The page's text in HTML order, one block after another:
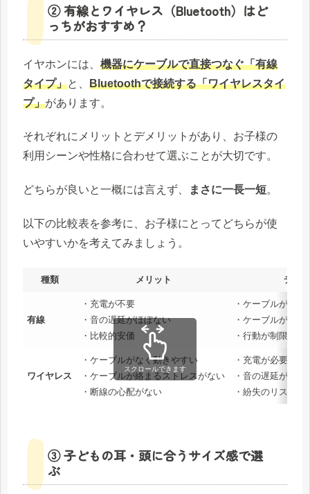
② 有線とワイヤレス（Bluetooth）はど
っちがおすすめ？
イヤホンには、 機器にケーブルで直接つなぐ「有線
タイプ」と、 Bluetoothで接続する「ワイヤレスタイ
プ」があります。
それぞれにメリットとデメリットがあり、お子様の
利用シーンや性格に合わせて選ぶことが大切です。
どちらが良いと一概には言えず、 まさに一長一短。
以下の比較表を参考に、お子様にとってどちらが使
いやすいかを考えてみましょう。
種類 メリット デメ
有線
・充電が不要
・音の遅延がほぼない
・比較的安価
・ケーブルが絡ま
・ケーブルが断
・行動が制限され
ワイヤレス
・ケーブルがなく動きやすい
・ケーブルが絡まるストレスがない
・断線の心配がない
・充電が必要
・音の遅延が発
・紛失のリスクが
スクロールできます
③ 子どもの耳・頭に合うサイズ感で選
ぶ